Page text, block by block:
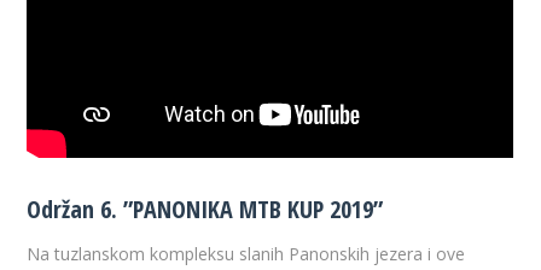
Održan 6. ”PANONIKA MTB KUP 2019”
Na tuzlanskom kompleksu slanih Panonskih jezera i ove